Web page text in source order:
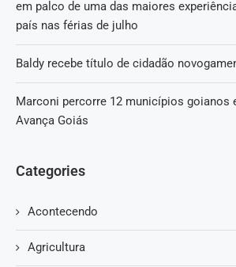
em palco de uma das maiores
país nas férias de julho
Baldy recebe título de cidadão
Marconi percorre 12 municípios goianos
Avança Goiás
Categories
Acontecendo
Agricultura